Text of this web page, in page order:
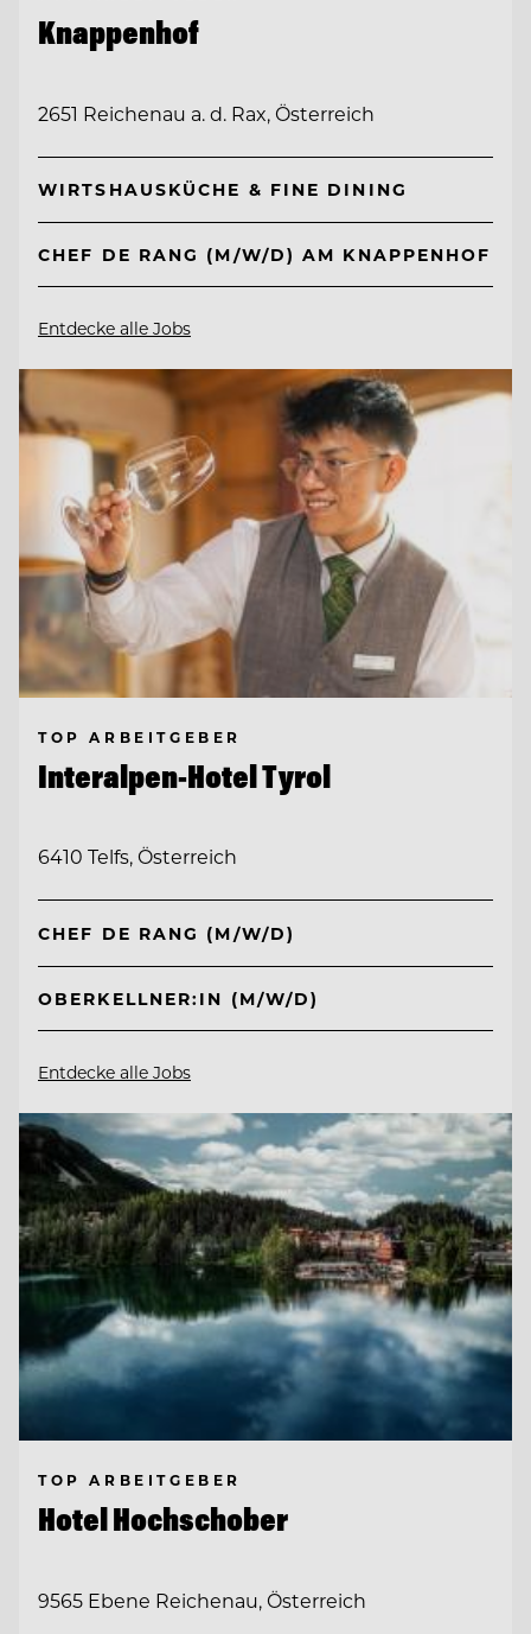
Knappenhof
2651 Reichenau a. d. Rax, Österreich
WIRTSHAUSKÜCHE & FINE DINING
CHEF DE RANG (M/W/D) AM KNAPPENHOF
Entdecke alle Jobs
TOP ARBEITGEBER
Interalpen-Hotel Tyrol
6410 Telfs, Österreich
CHEF DE RANG (M/W/D)
OBERKELLNER:IN (M/W/D)
Entdecke alle Jobs
TOP ARBEITGEBER
Hotel Hochschober
9565 Ebene Reichenau, Österreich